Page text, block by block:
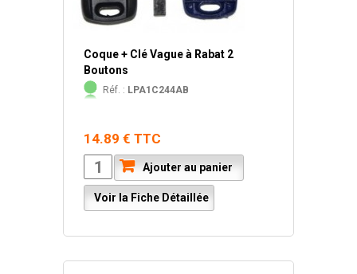
Coque + Clé Vague à Rabat 2
Boutons
Réf. : LPA1C244AB
14.89 € TTC
Ajouter au panier
Voir la Fiche Détaillée